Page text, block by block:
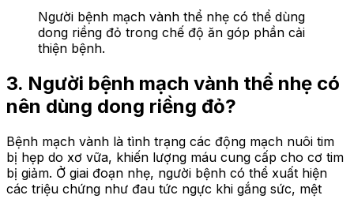
Người bệnh mạch vành thể nhẹ có thể dùng
dong riềng đỏ trong chế độ ăn góp phần cải
thiện bệnh.
3. Người bệnh mạch vành thể nhẹ có
nên dùng dong riềng đỏ?
Bệnh mạch vành là tình trạng các động mạch nuôi tim
bị hẹp do xơ vữa, khiến lượng máu cung cấp cho cơ tim
bị giảm. Ở giai đoạn nhẹ, người bệnh có thể xuất hiện
các triệu chứng như đau tức ngực khi gắng sức, mệt